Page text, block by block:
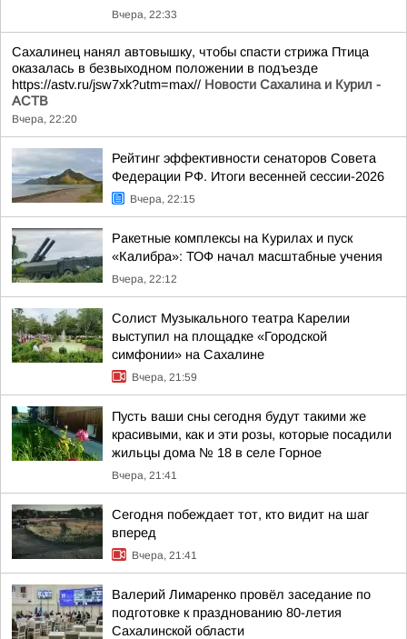
Вчера, 22:33
Сахалинец нанял автовышку, чтобы спасти стрижа Птица
оказалась в безвыходном положении в подъезде
https://astv.ru/jsw7xk?utm=max// Новости Сахалина и Курил -
АСТВ
Вчера, 22:20
Рейтинг эффективности сенаторов Совета
Федерации РФ. Итоги весенней сессии-2026
Вчера, 22:15
Ракетные комплексы на Курилах и пуск
«Калибра»: ТОФ начал масштабные учения
Вчера, 22:12
Солист Музыкального театра Карелии
выступил на площадке «Городской
симфонии» на Сахалине
Вчера, 21:59
Пусть ваши сны сегодня будут такими же
красивыми, как и эти розы, которые посадили
жильцы дома № 18 в селе Горное
Вчера, 21:41
Сегодня побеждает тот, кто видит на шаг
вперед
Вчера, 21:41
Валерий Лимаренко провёл заседание по
подготовке к празднованию 80-летия
Сахалинской области